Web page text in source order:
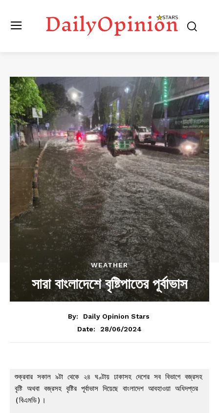
WEATHER
সারা বাংলাদেশে বৃষ্টিপাতের পূর্বাভাস
By:
Daily Opinion Stars
Date:
28/06/2024
শুক্রবার সকাল ৯টা থেকে ২৪ ঘণ্টায় ঢাকাসহ দেশের সব বিভাগে বজ্রসহ
বৃষ্টি অথবা বজ্রসহ বৃষ্টির পূর্বাভাস দিয়েছে বাংলাদেশ আবহাওয়া অধিদপ্তর
(বিএমডি)।